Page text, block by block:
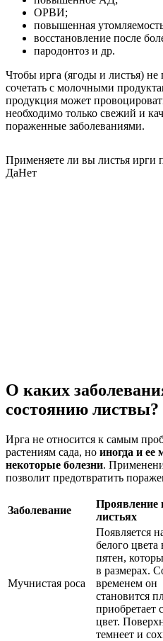
ОРВИ;
повышенная
восстановление после
пародонтоз и др.
Чтобы ирга (ягоды и листья) не
сочетать с молочными
продукция может
необходимо только свежий и
пораженные заболеваниями.
Применяете ли вы листья ирги
ДаНет
О каких
состоянию листвы?
Ирга не относится к самым
растениям сада, но иногда и ее
некоторые болезни.
позволит предотвратить
Заболевание
Проявление
листьях
Мучнистая роса
Появляется
белого цвета
пятен,
в размерах.
временем он
становится
приобретает
цвет.
темнеет и